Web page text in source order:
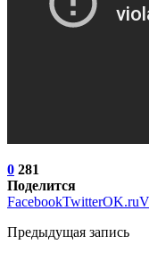
0 281
Поделится
FacebookTwitterOK.ru
Предыдущая запись